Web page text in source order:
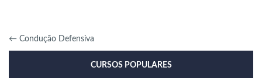
← Condução Defensiva
CURSOS POPULARES